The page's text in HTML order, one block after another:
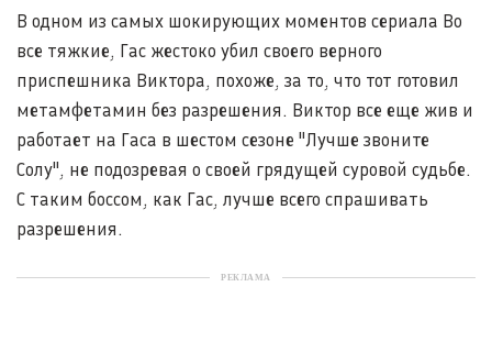
В одном из самых шокирующих моментов сериала Во
все тяжкие, Гас жестоко убил своего верного
приспешника Виктора, похоже, за то, что тот готовил
метамфетамин без разрешения. Виктор все еще жив и
работает на Гаса в шестом сезоне "Лучше звоните
Солу", не подозревая о своей грядущей суровой судьбе.
С таким боссом, как Гас, лучше всего спрашивать
разрешения.
РЕКЛАМА